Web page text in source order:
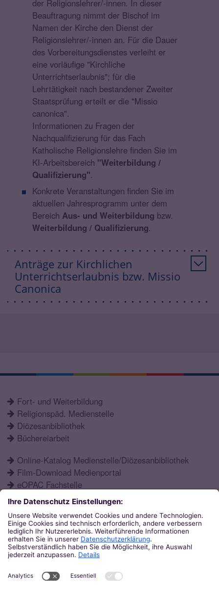
der Religionslehrer/-innen. In dieser
Beauftragung nimmt der Bischof im
Namen der Kirche den Dienst der
Religionslehrer/-innen an. Für die Dauer
des Vorbereitungsdienstes verleiht er
eine vorläufige "Kirchliche
Unterrichtserlaubnis"; für die
Lehrtätigkeit nach bestandener Zweiter
Staatsprüfung erteilt er die "Missio
canonica".
Informationen zu Fragen der
Nachqualifizierung für das Fach
Katholische Religionslehre finden Sie im
KI-Arbeitsbereich "Weiterbildung /
Qualifizierung".
Konkrete Veranstaltungen finden Sie im
aktuellen Jahresprogramm unter dem
Bereich Aus- und Weiterbildung bzw.
Weiterbildung / Qualifizierung.
Anträge zur Kirchlichen
Unterrichtserlaubnis bzw. Missio
Canonica
Fort- und Weiterbildung
Religionspäd. Medienstelle
Diözesanbibliothek
Büchereiarbeit
Online-Katalog Medienstelle/Diözesanbibliothek
Film-Download Medienportal
eOPAC Fachstelle
Fortbildungsprogramm
Schulformen
Öffnungszeiten
Aktuelles